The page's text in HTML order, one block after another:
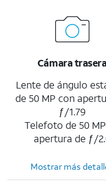
Cámara trasera
Lente de ángulo
de 50 MP con
ƒ/1.79
Telefoto de 50
apertura de ƒ/
Mostrar más